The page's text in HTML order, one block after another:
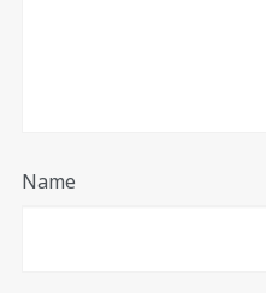
Name